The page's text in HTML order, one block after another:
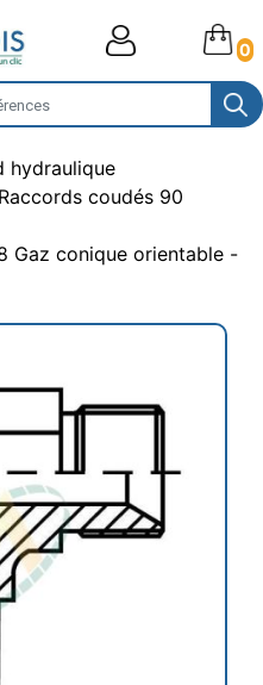
0
hydraulique
Raccords coudés 90
Gaz conique orientable -